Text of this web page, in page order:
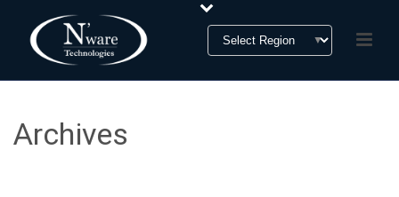
Archives